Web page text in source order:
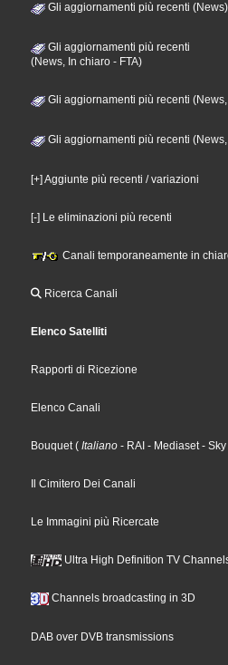
Gli aggiornamenti più recenti (News)
Gli aggiornamenti più recenti
(News, In chiaro - FTA)
Gli aggiornamenti più recenti
Gli aggiornamenti più recenti (News,
[+] Aggiunte più recenti / variazioni
[-] Le eliminazioni più recenti
Canali temporaneamente in
Ricerca Canali
Elenco Satelliti
Rapporti di Ricezione
Elenco Canali
Bouquet( Italiano - RAI - Mediaset- Sky
Il Cimitero Dei Canali
Le Immagini più Ricercate
Ultra High Definition TV
Channels broadcasting in 3D
DAB over DVB transmissions